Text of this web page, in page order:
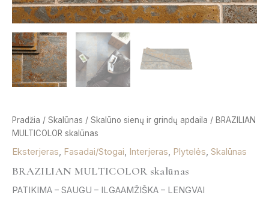
Pradžia / Skalūnas / Skalūno sienų ir grindų apdaila / BRAZILIAN
MULTICOLOR skalūnas
Eksterjeras, Fasadai/Stogai, Interjeras, Plytelės, Skalūnas
BRAZILIAN MULTICOLOR skalūnas
PATIKIMA – SAUGU – ILGAAMŽIŠKA – LENGVAI